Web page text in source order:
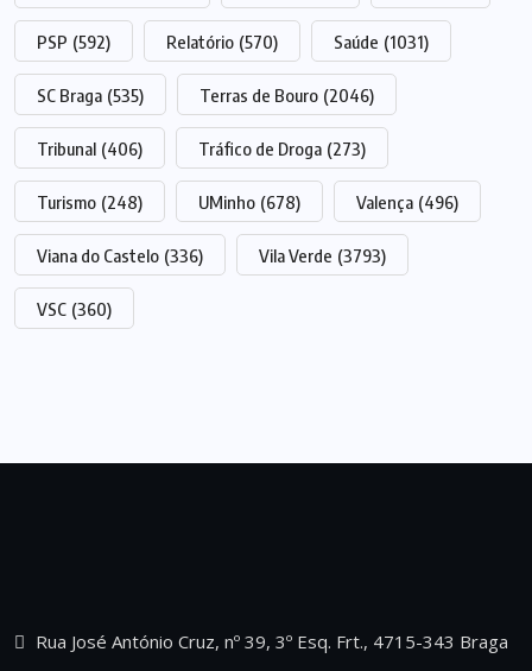
PSP (592) Relatório (570) Saúde (1031)
SC Braga (535) Terras de Bouro (2046)
Tribunal (406) Tráfico de Droga (273)
Turismo (248) UMinho (678) Valença (496)
Viana do Castelo (336) Vila Verde (3793)
VSC (360)
Rua José António Cruz, nº 39, 3º Esq. Frt., 4715-343 Braga